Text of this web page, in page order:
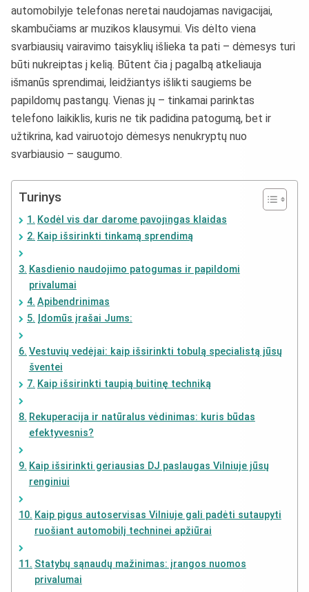
automobilyje telefonas neretai naudojamas navigacijai,
skambučiams ar muzikos klausymui. Vis dėlto viena
svarbiausių vairavimo taisyklių išlieka ta pati – dėmesys turi
būti nukreiptas į kelią. Būtent čia į pagalbą atkeliauja
išmanūs sprendimai, leidžiantys išlikti saugiems be
papildomų pastangų. Vienas jų – tinkamai parinktas
telefono laikiklis, kuris ne tik padidina patogumą, bet ir
užtikrina, kad vairuotojo dėmesys nenukryptų nuo
svarbiausio – saugumo.
Turinys
Kodėl vis dar darome pavojingas klaidas
Kaip išsirinkti tinkamą sprendimą
Kasdienio naudojimo patogumas ir papildomi
privalumai
Apibendrinimas
Įdomūs įrašai Jums:
Vestuvių vedėjai: kaip išsirinkti tobulą specialistą jūsų
šventei
Kaip išsirinkti taupią buitinę techniką
Rekuperacija ir natūralus vėdinimas: kuris būdas
efektyvesnis?
Kaip išsirinkti geriausias DJ paslaugas Vilniuje jūsų
renginiui
Kaip pigus autoservisas Vilniuje gali padėti sutaupyti
ruošiant automobilį techninei apžiūrai
Statybų sąnaudų mažinimas: įrangos nuomos
privalumai